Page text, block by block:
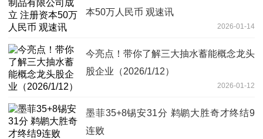
本50万人民币 观速讯
2026-01-14
今亮点！带你了解三大抽水蓄能概念龙头
股企业（2026/1/12）
2026-01-12
墨菲35+8锡安31分 鹈鹕大胜奇才终结9
连败